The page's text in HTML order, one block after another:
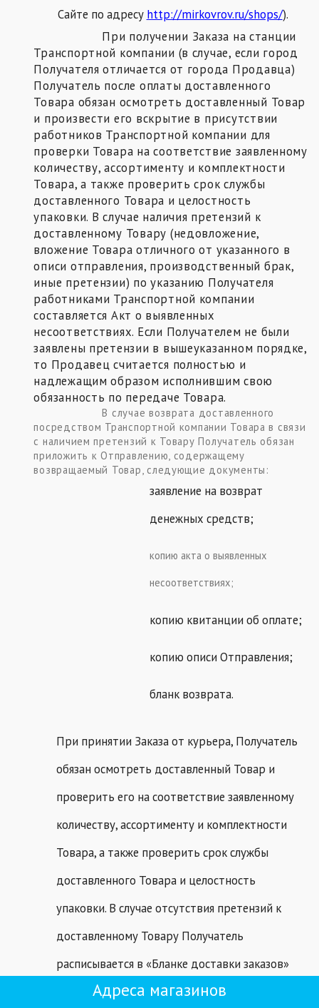
Адреса магазинов
Сайте по адресу http://mirkovrov.ru/shops/).
При получении Заказа на станции
Транспортной компании (в случае, если город
Получателя отличается от города Продавца)
Получатель после оплаты доставленного
Товара обязан осмотреть доставленный Товар
и произвести его вскрытие в присутствии
работников Транспортной компании для
проверки Товара на соответствие заявленному
количеству, ассортименту и комплектности
Товара, а также проверить срок службы
доставленного Товара и целостность
упаковки. В случае наличия претензий к
доставленному Товару (недовложение,
вложение Товара отличного от указанного в
описи отправления, производственный брак,
иные претензии) по указанию Получателя
работниками Транспортной компании
составляется Акт о выявленных
несоответствиях. Если Получателем не были
заявлены претензии в вышеуказанном порядке,
то Продавец считается полностью и
надлежащим образом исполнившим свою
обязанность по передаче Товара.
В случае возврата доставленного
посредством Транспортной компании Товара в связи
с наличием претензий к Товару Получатель обязан
приложить к Отправлению, содержащему
возвращаемый Товар, следующие документы:
заявление на возврат
денежных средств;
копию акта о выявленных
несоответствиях;
копию квитанции об оплате;
копию описи Отправления;
бланк возврата.
При принятии Заказа от курьера, Получатель
обязан осмотреть доставленный Товар и
проверить его на соответствие заявленному
количеству, ассортименту и комплектности
Товара, а также проверить срок службы
доставленного Товара и целостность
упаковки. В случае отсутствия претензий к
доставленному Товару Получатель
расписывается в «Бланке доставки заказов»
либо ином аналогичном документе,